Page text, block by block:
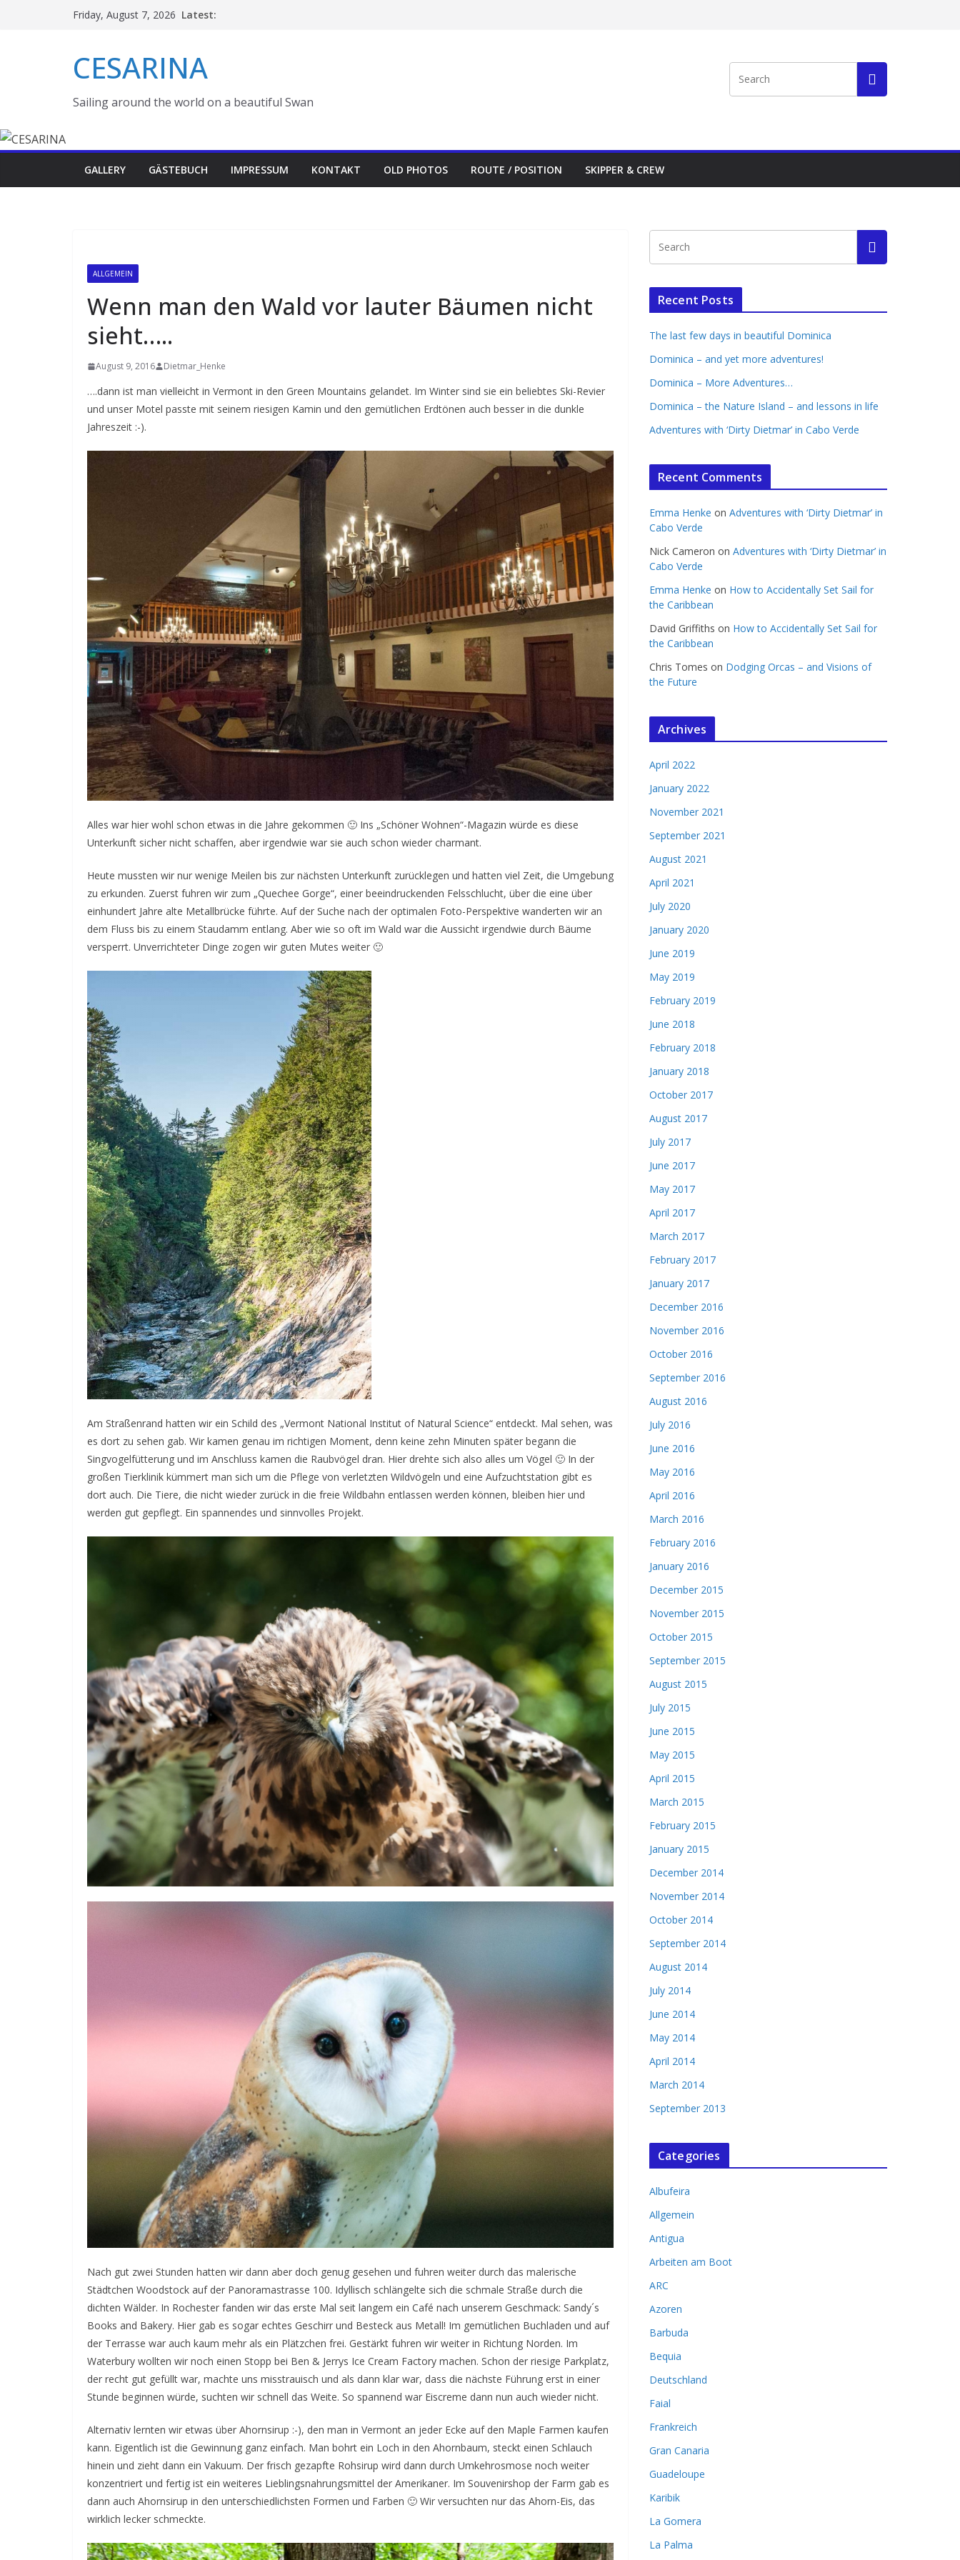
Friday, August 7, 2026 Latest:
CESARINA
Sailing around the world on a beautiful Swan
GALLERY GÄSTEBUCH IMPRESSUM KONTAKT OLD PHOTOS ROUTE / POSITION SKIPPER & CREW
ALLGEMEIN
Wenn man den Wald vor lauter Bäumen nicht
sieht…..
August 9, 2016 Dietmar_Henke
….dann ist man vielleicht in Vermont in den Green Mountains gelandet. Im Winter sind sie ein beliebtes Ski-Revier
und unser Motel passte mit seinem riesigen Kamin und den gemütlichen Erdtönen auch besser in die dunkle
Jahreszeit :-).
Alles war hier wohl schon etwas in die Jahre gekommen 🙂 Ins „Schöner Wohnen“-Magazin würde es diese
Unterkunft sicher nicht schaffen, aber irgendwie war sie auch schon wieder charmant.
Heute mussten wir nur wenige Meilen bis zur nächsten Unterkunft zurücklegen und hatten viel Zeit, die Umgebung
zu erkunden. Zuerst fuhren wir zum „Quechee Gorge“, einer beeindruckenden Felsschlucht, über die eine über
einhundert Jahre alte Metallbrücke führte. Auf der Suche nach der optimalen Foto-Perspektive wanderten wir an
dem Fluss bis zu einem Staudamm entlang. Aber wie so oft im Wald war die Aussicht irgendwie durch Bäume
versperrt. Unverrichteter Dinge zogen wir guten Mutes weiter 🙂
Am Straßenrand hatten wir ein Schild des „Vermont National Institut of Natural Science“ entdeckt. Mal sehen, was
es dort zu sehen gab. Wir kamen genau im richtigen Moment, denn keine zehn Minuten später begann die
Singvogelfütterung und im Anschluss kamen die Raubvögel dran. Hier drehte sich also alles um Vögel 🙂 In der
großen Tierklinik kümmert man sich um die Pflege von verletzten Wildvögeln und eine Aufzuchtstation gibt es
dort auch. Die Tiere, die nicht wieder zurück in die freie Wildbahn entlassen werden können, bleiben hier und
werden gut gepflegt. Ein spannendes und sinnvolles Projekt.
Nach gut zwei Stunden hatten wir dann aber doch genug gesehen und fuhren weiter durch das malerische
Städtchen Woodstock auf der Panoramastrasse 100. Idyllisch schlängelte sich die schmale Straße durch die
dichten Wälder. In Rochester fanden wir das erste Mal seit langem ein Café nach unserem Geschmack: Sandy´s
Books and Bakery. Hier gab es sogar echtes Geschirr und Besteck aus Metall! Im gemütlichen Buchladen und auf
der Terrasse war auch kaum mehr als ein Plätzchen frei. Gestärkt fuhren wir weiter in Richtung Norden. Im
Waterbury wollten wir noch einen Stopp bei Ben & Jerrys Ice Cream Factory machen. Schon der riesige Parkplatz,
der recht gut gefüllt war, machte uns misstrauisch und als dann klar war, dass die nächste Führung erst in einer
Stunde beginnen würde, suchten wir schnell das Weite. So spannend war Eiscreme dann nun auch wieder nicht.
Alternativ lernten wir etwas über Ahornsirup :-), den man in Vermont an jeder Ecke auf den Maple Farmen kaufen
kann. Eigentlich ist die Gewinnung ganz einfach. Man bohrt ein Loch in den Ahornbaum, steckt einen Schlauch
hinein und zieht dann ein Vakuum. Der frisch gezapfte Rohsirup wird dann durch Umkehrosmose noch weiter
konzentriert und fertig ist ein weiteres Lieblingsnahrungsmittel der Amerikaner. Im Souvenirshop der Farm gab es
dann auch Ahornsirup in den unterschiedlichsten Formen und Farben 🙂 Wir versuchten nur das Ahorn-Eis, das
wirklich lecker schmeckte.
Recent Posts
The last few days in beautiful Dominica
Dominica – and yet more adventures!
Dominica – More Adventures…
Dominica – the Nature Island – and lessons in life
Adventures with ‘Dirty Dietmar’ in Cabo Verde
Recent Comments
Emma Henke on Adventures with ‘Dirty Dietmar’ in
Cabo Verde
Nick Cameron on Adventures with ‘Dirty Dietmar’ in
Cabo Verde
Emma Henke on How to Accidentally Set Sail for
the Caribbean
David Griffiths on How to Accidentally Set Sail for
the Caribbean
Chris Tomes on Dodging Orcas – and Visions of
the Future
Archives
April 2022
January 2022
November 2021
September 2021
August 2021
April 2021
July 2020
January 2020
June 2019
May 2019
February 2019
June 2018
February 2018
January 2018
October 2017
August 2017
July 2017
June 2017
May 2017
April 2017
March 2017
February 2017
January 2017
December 2016
November 2016
October 2016
September 2016
August 2016
July 2016
June 2016
May 2016
April 2016
March 2016
February 2016
January 2016
December 2015
November 2015
October 2015
September 2015
August 2015
July 2015
June 2015
May 2015
April 2015
March 2015
February 2015
January 2015
December 2014
November 2014
October 2014
September 2014
August 2014
July 2014
June 2014
May 2014
April 2014
March 2014
September 2013
Categories
Albufeira
Allgemein
Antigua
Arbeiten am Boot
ARC
Azoren
Barbuda
Bequia
Deutschland
Faial
Frankreich
Gran Canaria
Guadeloupe
Karibik
La Gomera
La Palma